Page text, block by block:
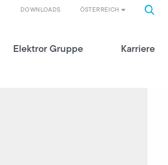
ÖSTERREICH
DOWNLOADS
Elektror Gruppe Karriere